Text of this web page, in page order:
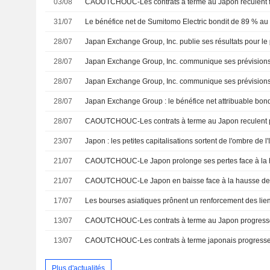
03/08
31/07 Le bénéfice net de Sumitomo Electric bondit de 89 % au
28/07
28/07
28/07
28/07
28/07
23/07
21/07
21/07
17/07
13/07
13/07
Plus d'actualités